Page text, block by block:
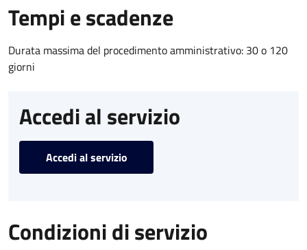
Tempi e scadenze
Durata massima del procedimento amministrativo: 30 o 120
giorni
Accedi al servizio
Accedi al servizio
Condizioni di servizio